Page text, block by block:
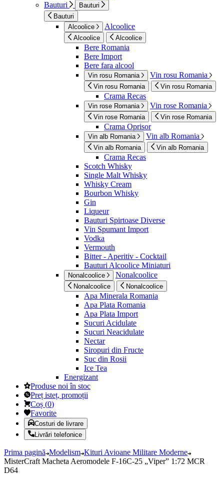
Bauturi
Bauturi
Bauturi
Alcoolice
Alcoolice
Alcoolice Alcoolice
Bere Romania
Bere Import
Bere fara alcool
Vin rosu Romania Vin rosu Romania
Vin rosu Romania Vin rosu Romania
Crama Recas
Vin rose Romania Vin rose Romania
Vin rose Romania Vin rose Romania
Crama Oprisor
Vin alb Romania Vin alb Romania
Vin alb Romania Vin alb Romania
Crama Recas
Scotch Whisky
Single Malt Whisky
Whisky Cream
Bourbon Whisky
Gin
Liqueur
Bauturi Spirtoase Diverse
Vin Spumant Import
Vodka
Vermouth
Bitter - Aperitiv - Cocktail
Bauturi Alcoolice Miniaturi
Nonalcoolice Nonalcoolice
Nonalcoolice Nonalcoolice
Apa Minerala Romania
Apa Plata Romania
Apa Plata Import
Sucuri Acidulate
Sucuri Neacidulate
Nectar
Siropuri din Fructe
Suc din Rosii
Ice Tea
Energizant
Produse noi în stoc
Preț isteț, promoții
Coș (0)
Favorite
Costuri de livrare
Livrări telefonice
Prima pagină Modelism Kituri Avioane Militare Moderne
MisterCraft Macheta Aeromodele F-16C-25 „Viper” 1:72 MCR
D64